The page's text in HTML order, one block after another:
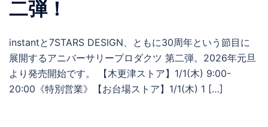
二弾！
instantと7STARS DESIGN、ともに30周年という節目に
展開するアニバーサリープロダクツ 第二弾。2026年元旦
より発売開始です。 【木更津ストア】1/1(木) 9:00-
20:00《特別営業》【お台場ストア】1/1(木) 1 […]